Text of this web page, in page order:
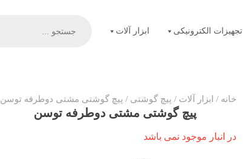
تجهیزات الکترونیکی ابزار آلات
خانه / ابزار آلات / پیچ گوشتی / پیچ گوشتی مشتی دوطرفه توسن
پیچ گوشتی مشتی دوطرفه توسن
در انبار موجود نمی باشد